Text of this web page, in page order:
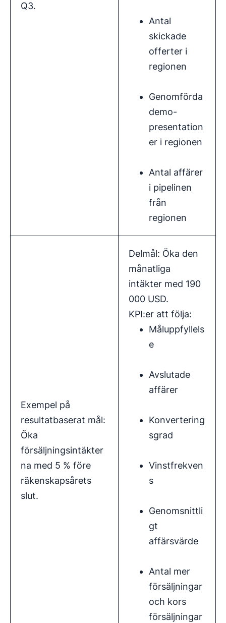
Q3.
Antal
skickade
offerter i
regionen
Genomförda
demo-
presentation
er i regionen
Antal affärer
i pipelinen
från
regionen
Exempel på
resultatbaserat mål:
Öka
försäljningsintäkter
na med 5 % före
räkenskapsårets
slut.
Delmål: Öka den
månatliga
intäkter med 190
000 USD.
KPI:er att följa:
Måluppfyllels
e
Avslutade
affärer
Konvertering
sgrad
Vinstfrekven
s
Genomsnittli
gt
affärsvärde
Antal mer
försäljningar
och kors
försäljningar